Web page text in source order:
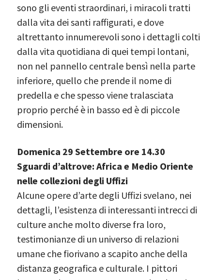
sono gli eventi straordinari, i miracoli tratti
dalla vita dei santi raffigurati, e dove
altrettanto innumerevoli sono i dettagli colti
dalla vita quotidiana di quei tempi lontani,
non nel pannello centrale bensì nella parte
inferiore, quello che prende il nome di
predella e che spesso viene tralasciata
proprio perché è in basso ed è di piccole
dimensioni.
Domenica 29 Settembre ore 14.30
Sguardi d’altrove: Africa e Medio Oriente
nelle collezioni degli Uffizi
Alcune opere d’arte degli Uffizi svelano, nei
dettagli, l’esistenza di interessanti intrecci di
culture anche molto diverse fra loro,
testimonianze di un universo di relazioni
umane che fiorivano a scapito anche della
distanza geografica e culturale. I pittori